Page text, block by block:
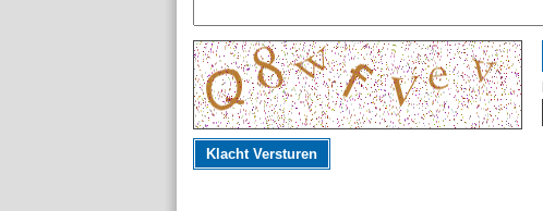
Klacht Versturen